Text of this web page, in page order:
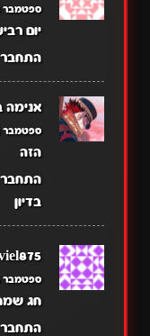
ספטמבר 6, 2021 בשעה 5:05 pm
יום
התחבר
אנימה
ספטמבר 6, 2021 בשעה 5:10 pm
הזה
בדיון
ספטמבר 6, 2021 בשעה 6:23 pm
חג
התחבר